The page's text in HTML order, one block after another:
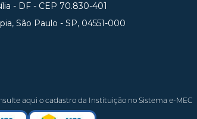
- DF - CEP 70.830-401
São Paulo - SP, 04551-000
aqui o cadastro da Instituição no Sistema e-MEC